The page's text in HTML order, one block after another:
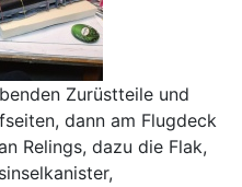
Zurüstteile und
dann am Flugdeck
Relings, dazu die Flak,